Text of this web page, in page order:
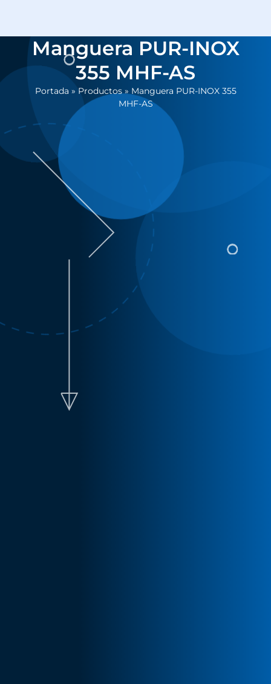
Manguera PUR-INOX
355 MHF-AS
Portada » Productos» Manguera PUR-INOX 355
MHF-AS